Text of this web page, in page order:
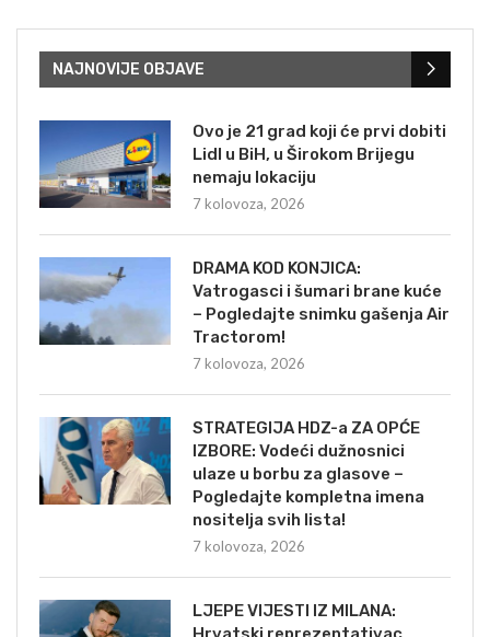
NAJNOVIJE OBJAVE
Ovo je 21 grad koji će prvi dobiti
Lidl u BiH, u Širokom Brijegu
nemaju lokaciju
7 kolovoza, 2026
DRAMA KOD KONJICA:
Vatrogasci i šumari brane kuće
– Pogledajte snimku gašenja Air
Tractorom!
7 kolovoza, 2026
STRATEGIJA HDZ-a ZA OPĆE
IZBORE: Vodeći dužnosnici
ulaze u borbu za glasove –
Pogledajte kompletna imena
nositelja svih lista!
7 kolovoza, 2026
LJEPE VIJESTI IZ MILANA: